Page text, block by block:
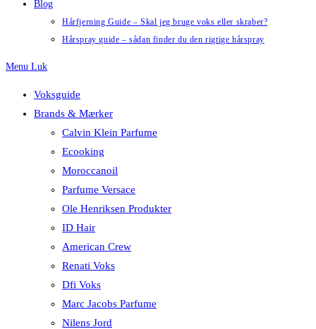
Blog
Hårfjerning Guide – Skal jeg bruge voks eller skraber?
Hårspray guide – sådan finder du den rigtige hårspray
Menu Luk
Voksguide
Brands & Mærker
Calvin Klein Parfume
Ecooking
Moroccanoil
Parfume Versace
Ole Henriksen Produkter
ID Hair
American Crew
Renati Voks
Dfi Voks
Marc Jacobs Parfume
Nilens Jord